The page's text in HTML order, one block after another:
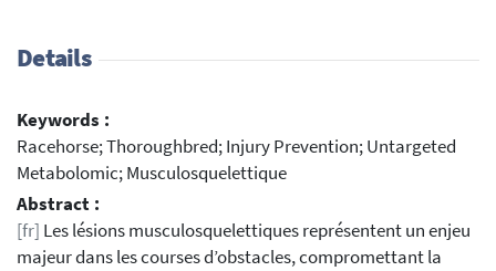
Details
Keywords :
Racehorse; Thoroughbred; Injury Prevention; Untargeted
Metabolomic; Musculosquelettique
Abstract :
[fr] Les lésions musculosquelettiques représentent un enjeu
majeur dans les courses d’obstacles, compromettant la